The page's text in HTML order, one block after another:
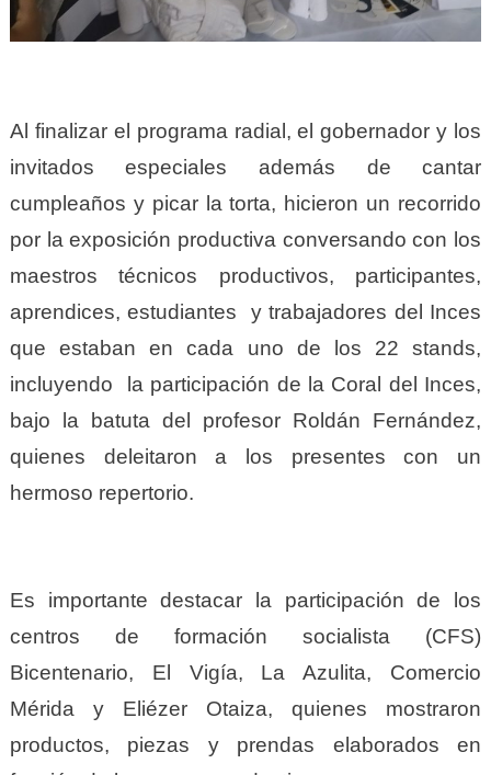
Al finalizar el programa radial, el gobernador y los
invitados especiales además de cantar
cumpleaños y picar la torta, hicieron un recorrido
por la exposición productiva conversando con los
maestros técnicos productivos, participantes,
aprendices, estudiantes y trabajadores del Inces
que estaban en cada uno de los 22 stands,
incluyendo la participación de la Coral del Inces,
bajo la batuta del profesor Roldán Fernández,
quienes deleitaron a los presentes con un
hermoso repertorio.
Es importante destacar la participación de los
centros de formación socialista (CFS)
Bicentenario, El Vigía, La Azulita, Comercio
Mérida y Eliézer Otaiza, quienes mostraron
productos, piezas y prendas elaborados en